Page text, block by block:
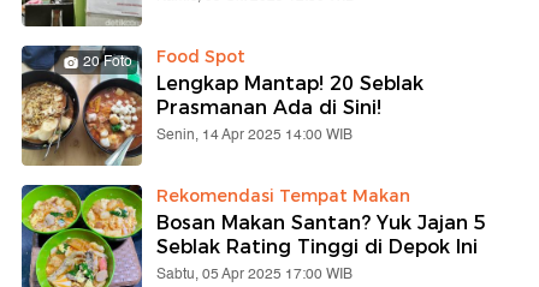
20 Foto Food Spot
Lengkap Mantap! 20 Seblak
Prasmanan Ada di Sini!
Senin, 14 Apr 2025 14:00 WIB
Rekomendasi Tempat Makan
Bosan Makan Santan? Yuk Jajan 5
Seblak Rating Tinggi di Depok Ini
Sabtu, 05 Apr 2025 17:00 WIB